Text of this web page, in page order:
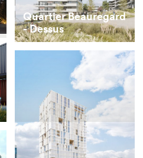
Quartier Beauregard
- Dessus